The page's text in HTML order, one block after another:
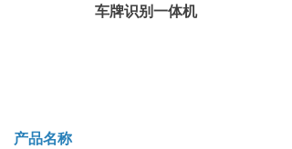
产品名称
车牌识别一体机